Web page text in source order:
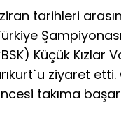
tarihleri
Küçük Kızlar
ziyaret
takıma